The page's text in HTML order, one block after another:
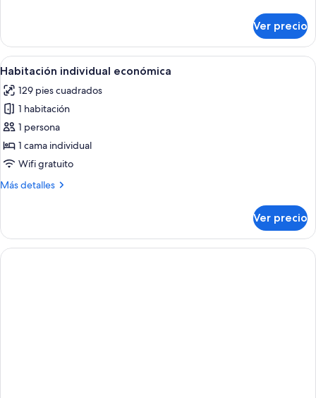
triple
Ver precio
Abrir
todas
las
fotos
de
Habitación
individual
Habitación de hotel con cama,
5
Habitación individual económica
129 pies cuadrados
1 habitación
1 persona
1 cama individual
Wifi gratuito
Más detalles
Más
individual
económica
Ver precio